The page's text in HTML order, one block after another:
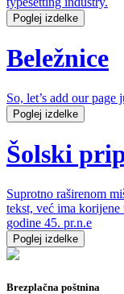
Poglej izdelke
Beležnice
So, let’s add our page
Poglej izdelke
Šolski
Suprotno raširenom
tekst, već ima
godine 45. pr.n.e
Poglej izdelke
Brezplačna poštnina